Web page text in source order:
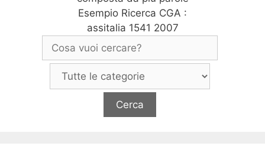
Esempio Ricerca CGA :
assitalia 1541 2007